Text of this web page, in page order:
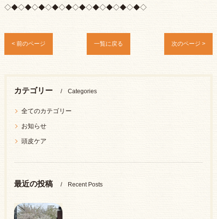
◇◆◇◆◇◆◇◆◇◆◇◆◇◆◇◆◇◆◇◆◇
< 前のページ 一覧に戻る 次のページ >
カテゴリー Categories
全てのカテゴリー
お知らせ
頭皮ケア
最近の投稿 Recent Posts